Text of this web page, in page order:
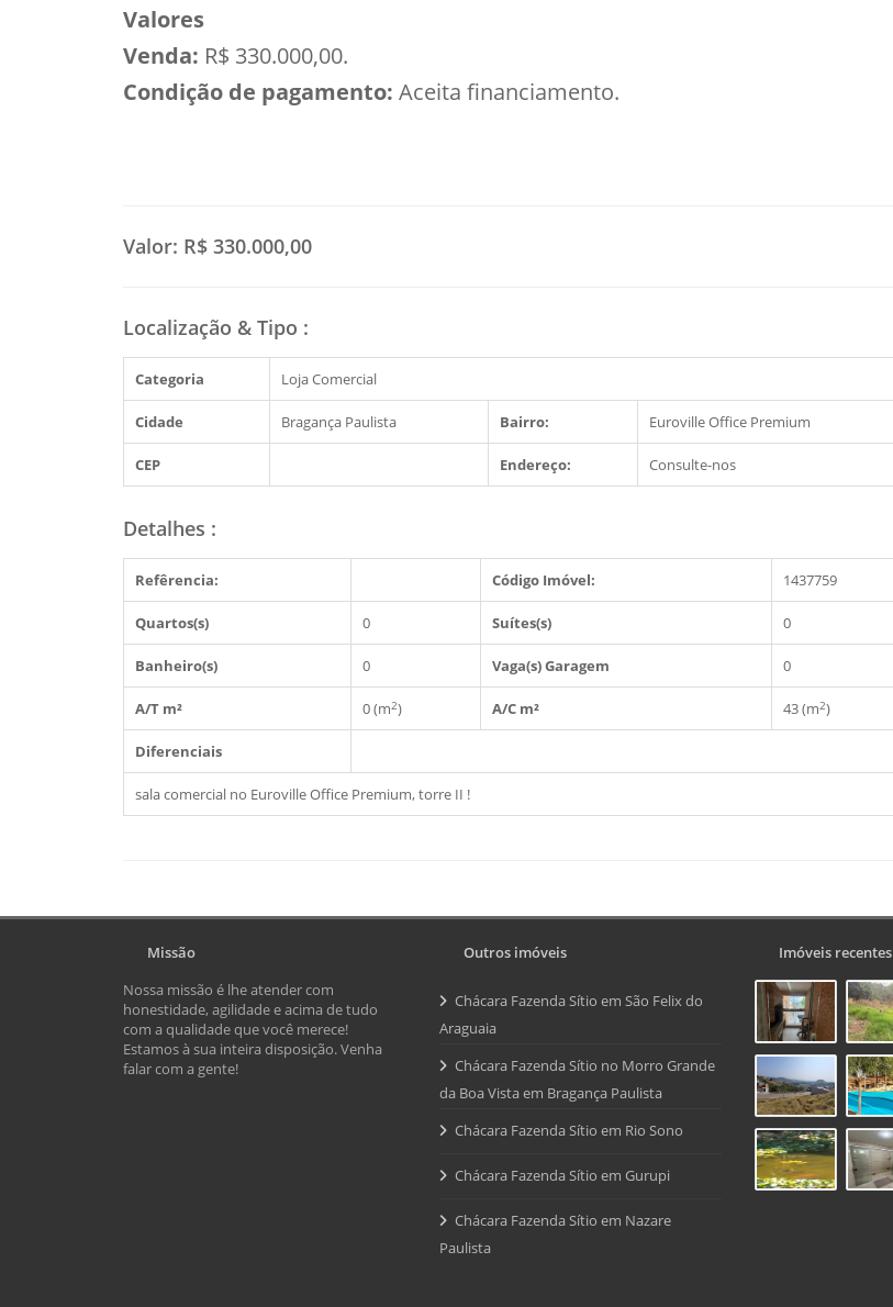
Valores
Venda: R$ 330.000,00.
Condição de pagamento: Aceita financiamento.
Valor: R$ 330.000,00
Localização & Tipo :
Categoria Loja Comercial
Cidade Bragança Paulista Bairro: Euroville Office Premium
CEP Endereço: Consulte-nos
Detalhes :
Refêrencia: Código Imóvel: 1437759
Quartos(s) 0 Suítes(s) 0
Banheiro(s) 0 Vaga(s) Garagem 0
A/T m² 0 (m2) A/C m² 43 (m2)
Diferenciais
sala comercial no Euroville Office Premium, torre II !
Missão
Nossa missão é lhe atender com
honestidade, agilidade e acima de tudo
com a qualidade que você merece!
Estamos à sua inteira disposição. Venha
falar com a gente!
Outros imóveis
Chácara Fazenda Sítio em São Felix do
Araguaia
Chácara Fazenda Sítio no Morro Grande
da Boa Vista em Bragança Paulista
Chácara Fazenda Sítio em Rio Sono
Chácara Fazenda Sítio em Gurupi
Chácara Fazenda Sítio em Nazare
Paulista
Imóveis recentes